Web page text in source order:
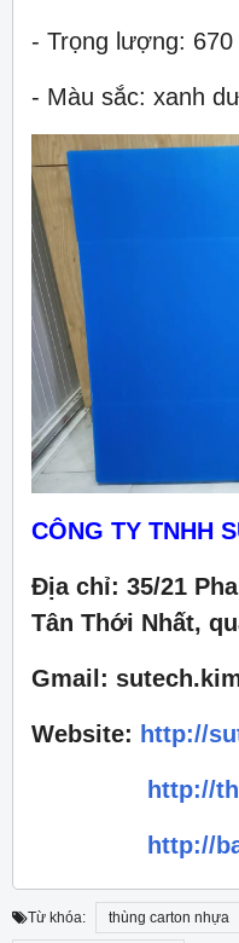
- Trọng lượng: 670
- Màu sắc: xanh
CÔNG TY TNHH
Địa chỉ: 35/21
Tân Thới Nhất,
Gmail:
Website: http://
http://
http://
Từ khóa: thùng carton nhựa